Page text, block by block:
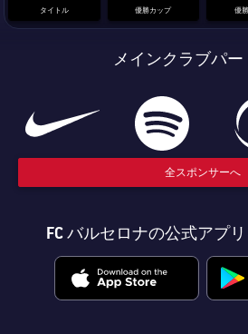
タイトル 優勝カップ 優
メインクラブパ
全スポンサーへ
FC バルセロナの公式アプ